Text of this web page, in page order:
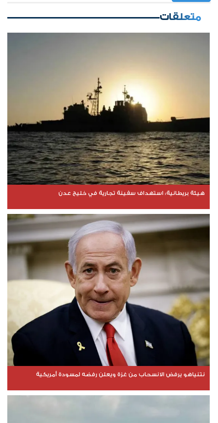
متعلقات
هيئة بريطانية: استهداف سفينة تجارية في خليج عدن
نتنياهو يرفض الانسحاب من غزة ويعلن رفضه لمسودة أمريكية